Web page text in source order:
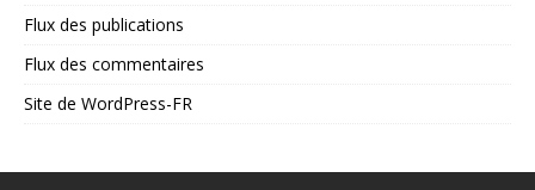
Flux des publications
Flux des commentaires
Site de WordPress-FR